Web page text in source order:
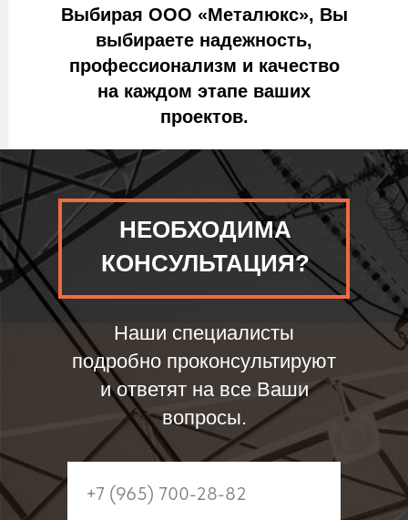
Выбирая ООО «Металюкс», Вы
выбираете надежность,
профессионализм и качество
на каждом этапе ваших
проектов.
НЕОБХОДИМА
КОНСУЛЬТАЦИЯ?
Наши специалисты
подробно проконсультируют
и ответят на все Ваши
вопросы.